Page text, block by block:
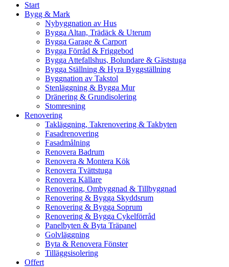
Start
Bygg & Mark
Nybyggnation av Hus
Bygga Altan, Trädäck & Uterum
Bygga Garage & Carport
Bygga Förråd & Friggebod
Bygga Attefallshus, Bolundare & Gäststuga
Bygga Ställning & Hyra Byggställning
Byggnation av Takstol
Stenläggning & Bygga Mur
Dränering & Grundisolering
Stomresning
Renovering
Takläggning, Takrenovering & Takbyten
Fasadrenovering
Fasadmålning
Renovera Badrum
Renovera & Montera Kök
Renovera Tvättstuga
Renovera Källare
Renovering, Ombyggnad & Tillbyggnad
Renovering & Bygga Skyddsrum
Renovering & Bygga Soprum
Renovering & Bygga Cykelförråd
Panelbyten & Byta Träpanel
Golvläggning
Byta & Renovera Fönster
Tilläggsisolering
Offert